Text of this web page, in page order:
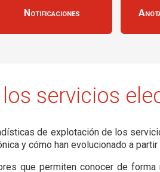
Notificaciones
servicios
de explotación de los
y cómo han evolucionado a
que permiten conocer de